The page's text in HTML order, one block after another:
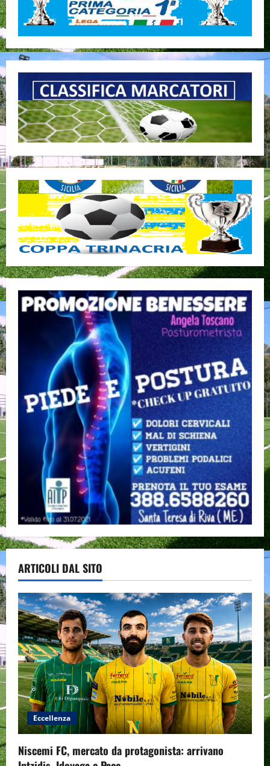
ARTICOLI DAL SITO
Eccellenza
Niscemi FC, mercato da protagonista: arrivano